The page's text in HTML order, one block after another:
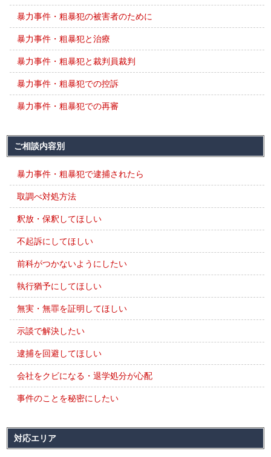
暴力事件・粗暴犯の被害者のために
暴力事件・粗暴犯と治療
暴力事件・粗暴犯と裁判員裁判
暴力事件・粗暴犯での控訴
暴力事件・粗暴犯での再審
ご相談内容別
暴力事件・粗暴犯で逮捕されたら
取調べ対処方法
釈放・保釈してほしい
不起訴にしてほしい
前科がつかないようにしたい
執行猶予にしてほしい
無実・無罪を証明してほしい
示談で解決したい
逮捕を回避してほしい
会社をクビになる・退学処分が心配
事件のことを秘密にしたい
対応エリア